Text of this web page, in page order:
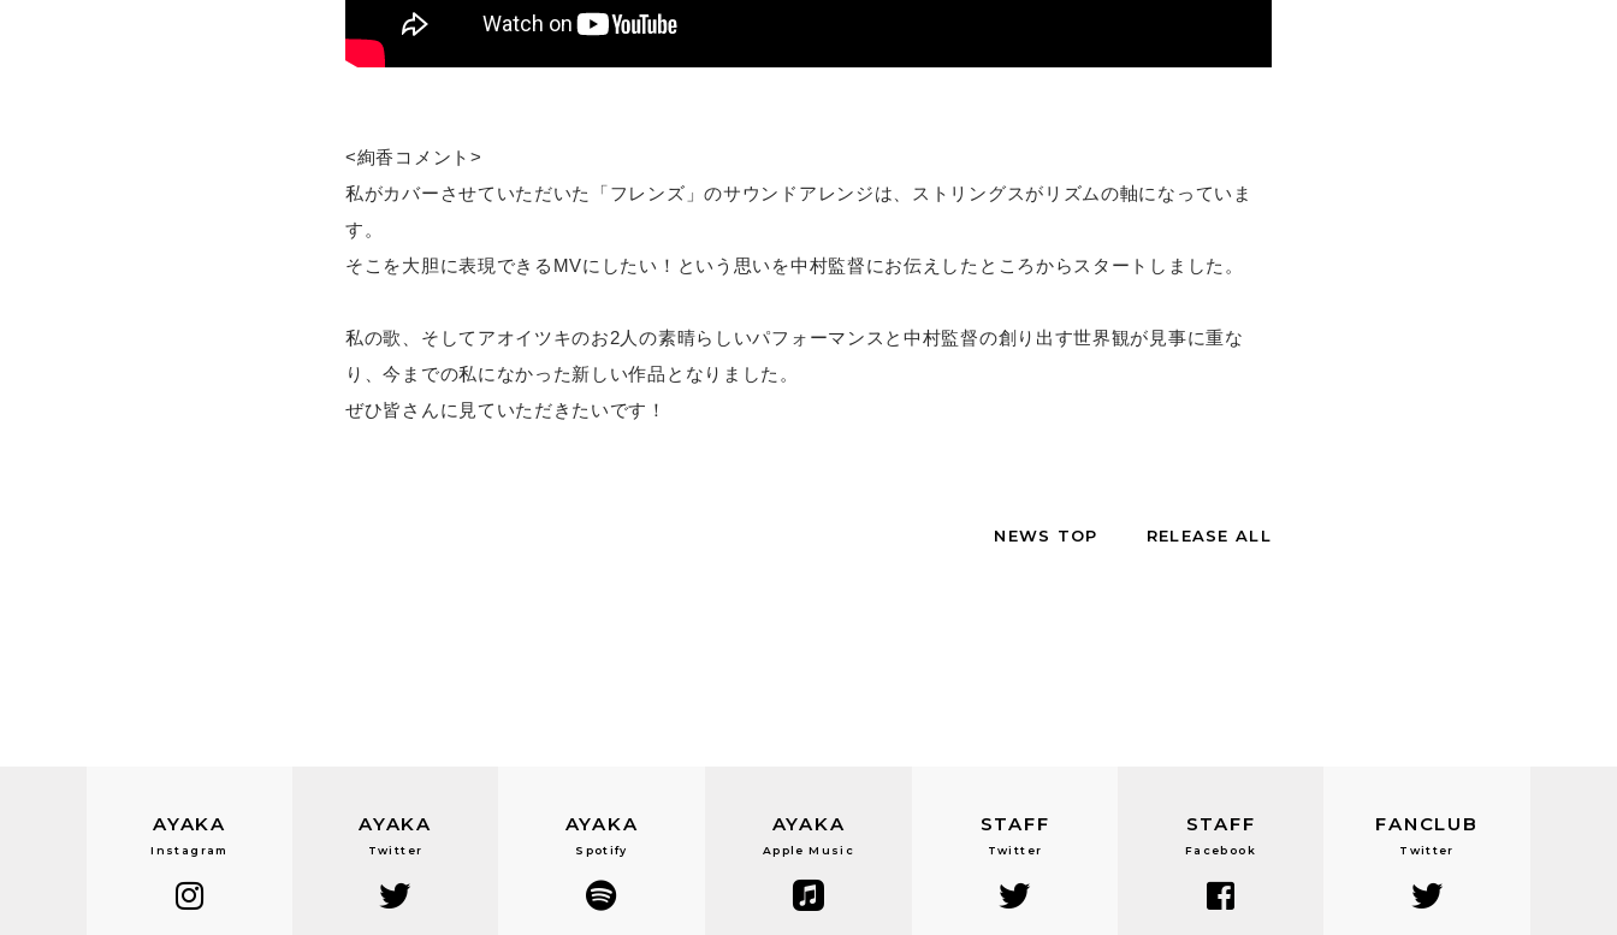
<絢香コメント>
私がカバーさせていただいた「フレンズ」のサウンドアレンジは、ストリングスがリズムの軸になっていま
す。
そこを大胆に表現できるMVにしたい！という思いを中村監督にお伝えしたところからスタートしました。
私の歌、そしてアオイツキのお2人の素晴らしいパフォーマンスと中村監督の創り出す世界観が見事に重な
り、今までの私になかった新しい作品となりました。
ぜひ皆さんに見ていただきたいです！
NEWS TOP RELEASE ALL
AYAKA
Instagram
AYAKA
Twitter
AYAKA
Spotify
AYAKA
Apple Music
STAFF
Twitter
STAFF
Facebook
FANCLUB
Twitter